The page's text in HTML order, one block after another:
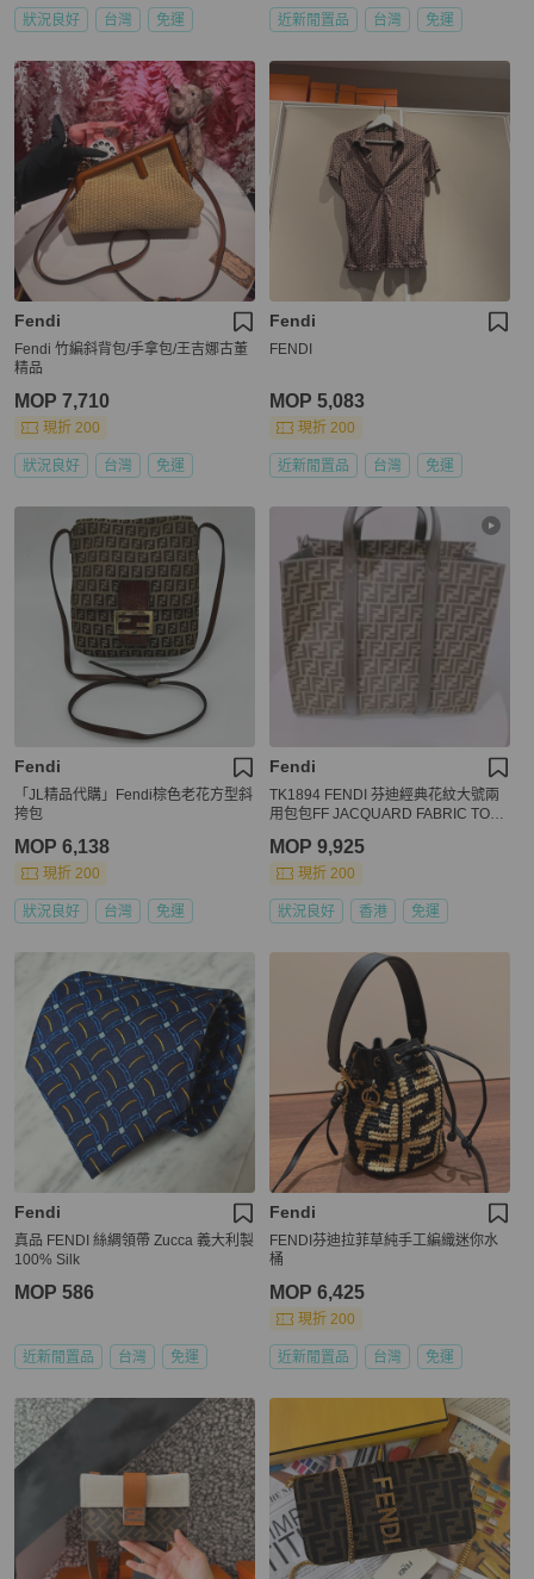
狀況良好 台灣 免運 近新閒置品 台灣 免運
Fendi
Fendi 竹編斜背包/手拿包/王吉娜古董
精品
MOP 7,710
現折 200
狀況良好 台灣 免運
Fendi
FENDI
MOP 5,083
現折 200
近新閒置品 台灣 免運
Fendi
「JL精品代購」Fendi棕色老花方型斜
挎包
MOP 6,138
現折 200
狀況良好 台灣 免運
Fendi
TK1894 FENDI 芬迪經典花紋大號兩
用包包FF JACQUARD FABRIC TOTE
MOP 9,925
現折 200
狀況良好 香港 免運
Fendi
真品 FENDI 絲綢領帶 Zucca 義大利製
100% Silk
MOP 586
近新閒置品 台灣 免運
Fendi
FENDI芬迪拉菲草純手工編織迷你水
桶
MOP 6,425
現折 200
近新閒置品 台灣 免運